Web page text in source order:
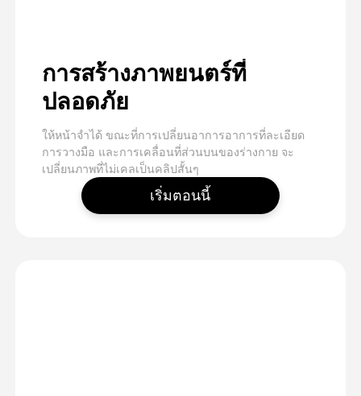
การสร้างภาพยนตร์ที่
ปลอดภัย
ให้หน้าจําได้ ขณะที่การเปลี่ยนอาการอาการที่ละเอียด
การวางมือ และการเคลื่อนที่ส่วนบนของร่างกาย จะ
เปลี่ยนภาพที่ไม่เคลเป็นคลิปสั้นๆ
เริ่มตอนนี้